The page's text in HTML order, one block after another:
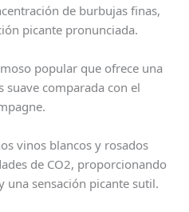
de burbujas finas,
picante pronunciada.
popular que ofrece una
suave comparada con el
vinos blancos y rosados
de CO2, proporcionando
una sensación picante sutil.